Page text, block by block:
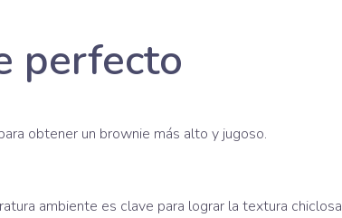
perfecto
obtener un brownie más alto y jugoso.
ambiente es clave para lograr la textura chiclosa